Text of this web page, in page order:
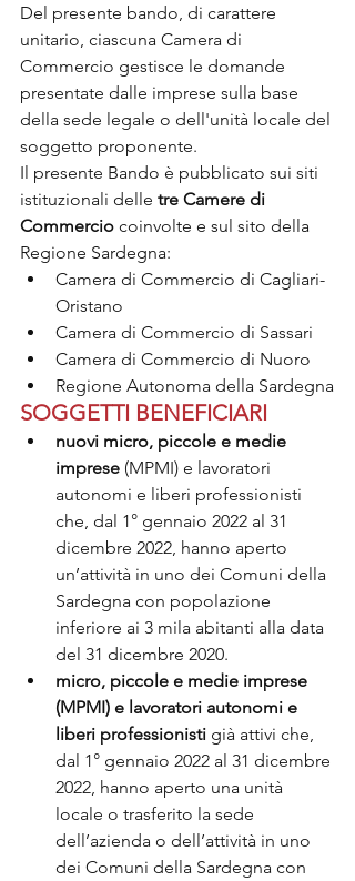
Del presente bando, di carattere
unitario, ciascuna Camera di
Commercio gestisce le domande
presentate dalle imprese sulla base
della sede legale o dell'unità locale del
soggetto proponente.
Il presente Bando è pubblicato sui siti
istituzionali delle tre Camere di
Commercio coinvolte e sul sito della
Regione Sardegna:
Camera di Commercio di Cagliari-
Oristano
Camera di Commercio di Sassari
Camera di Commercio di Nuoro
Regione Autonoma della Sardegna
SOGGETTI BENEFICIARI
nuovi micro, piccole e medie
imprese (MPMI) e lavoratori
autonomi e liberi professionisti
che, dal 1° gennaio 2022 al 31
dicembre 2022, hanno aperto
un’attività in uno dei Comuni della
Sardegna con popolazione
inferiore ai 3 mila abitanti alla data
del 31 dicembre 2020.
micro, piccole e medie imprese
(MPMI) e lavoratori autonomi e
liberi professionisti già attivi che,
dal 1° gennaio 2022 al 31 dicembre
2022, hanno aperto una unità
locale o trasferito la sede
dell’azienda o dell’attività in uno
dei Comuni della Sardegna con